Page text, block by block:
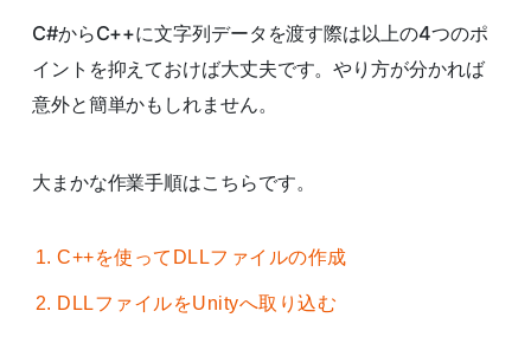
C#からC++に文字列データを渡す際は以上の4つのポ
イントを抑えておけば大丈夫です。やり方が分かれば
意外と簡単かもしれません。
大まかな作業手順はこちらです。
C++を使ってDLLファイルの作成
DLLファイルをUnityへ取り込む